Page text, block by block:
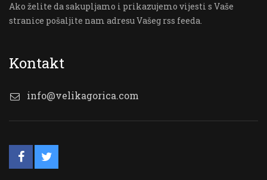
Ako želite da sakupljamo i prikazujemo vijesti s Vaše
stranice pošaljite nam adresu Vašeg rss feeda.
Kontakt
info@velikagorica.com